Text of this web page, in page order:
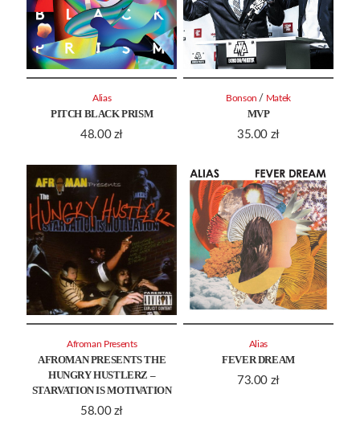
PITCH BLACK PRISM
48.00 zł
Alias
MVP
35.00 zł
Bonson / Matek
AFROMAN PRESENTS THE
HUNGRY HUSTLERZ –
STARVATION IS MOTIVATION
58.00 zł
Afroman Presents
FEVER DREAM
73.00 zł
Alias